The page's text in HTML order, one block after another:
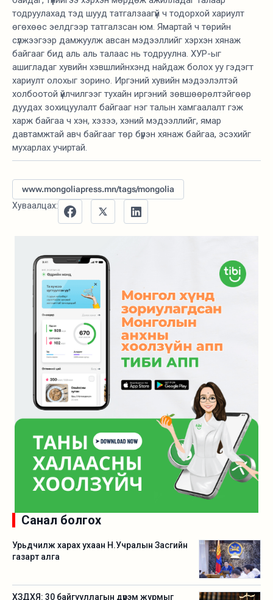
тодруулахад тэд шууд татгалзаагүй ч тодорхой хариулт
өгөхөөс эелдгээр татгалзсан юм. Ямартай ч төрийн
сүлжээгээр дамжуулж авсан мэдээллийг хэрхэн хянаж
байгааг бид аль аль талаас нь тодруулна. ХУР-ыг
ашигладаг хувийн хэвшлийнхэнд найдаж болох уу гэдэгт
хариулт олохыг зорино. Иргэний хувийн мэдээлэлтэй
холбоотой үйлчилгээг тухайн иргэний зөвшөөрөлтэйгөөр
дуудах зохицуулалт байгааг нэг талын хамгаалалт гэж
харж байгаа ч хэн, хэзээ, хэний мэдээллийг, ямар
давтамжтай авч байгааг төр бүрэн хянаж байгаа, эсэхийг
мухарлах учиртай.
www.mongoliapress.mn/tags/mongolia
Хуваалцах:
Санал болгох
Урьдчилж харах ухаан Н.Учралын Засгийн
газарт алга
ХЗДХЯ: 30 байгууллагын дүрэм журмыг